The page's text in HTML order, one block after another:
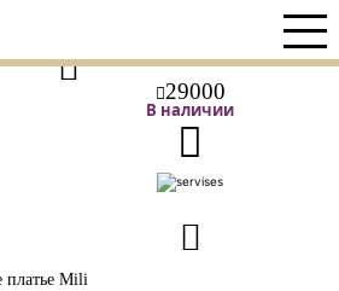
29000
В наличии
платье Mili